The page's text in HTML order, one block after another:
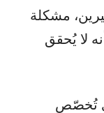
مشكلة
لا يُحقق
تُخصّص